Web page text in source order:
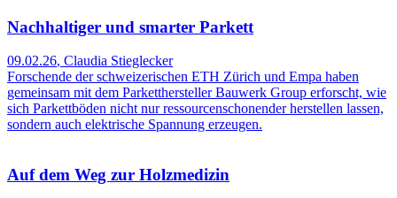
Nachhaltiger und smarter Parkett
09.02.26, Claudia Stieglecker
Forschende der schweizerischen ETH Zürich und Empa haben
gemeinsam mit dem Parketthersteller Bauwerk Group erforscht, wie
sich Parkettböden nicht nur ressourcenschonender herstellen lassen,
sondern auch elektrische Spannung erzeugen.
Auf dem Weg zur Holzmedizin